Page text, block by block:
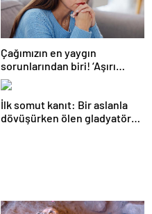
Çağımızın en yaygın
sorunlarından biri! ‘Aşırı
düşünmeyle başa çıkmak
mümkün’
İlk somut kanıt: Bir aslanla
dövüşürken ölen gladyatörün